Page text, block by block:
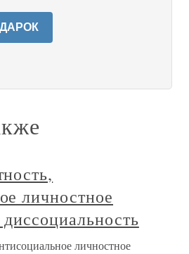
личностное
личностное